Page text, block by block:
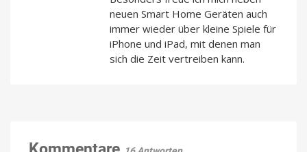
neuen Smart Home Geräten auch
immer wieder über kleine Spiele für
iPhone und iPad, mit denen man
sich die Zeit vertreiben kann.